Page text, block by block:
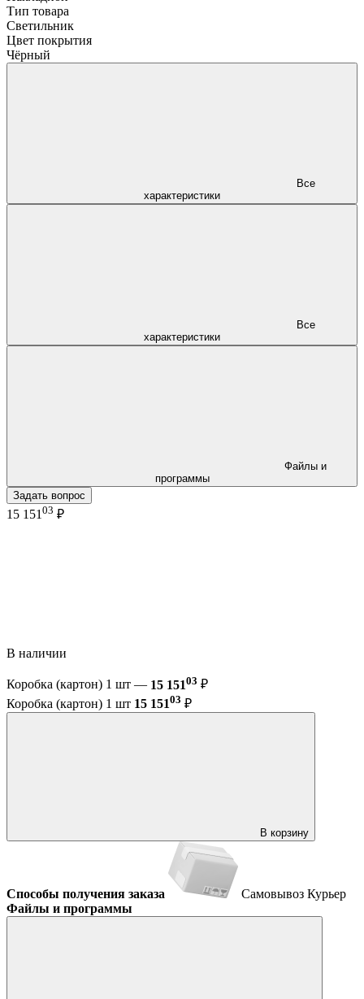
Тип товара
Светильник
Цвет покрытия
Чёрный
характеристики
характеристики
программы
Задать вопрос
15 151 03 ₽
В наличии
Коробка (картон) 1 шт — 15 15103 ₽
Коробка (картон) 1 шт 15 15103 ₽
В корзину
Способы получения заказа Самовывоз Курьер
Файлы и программы